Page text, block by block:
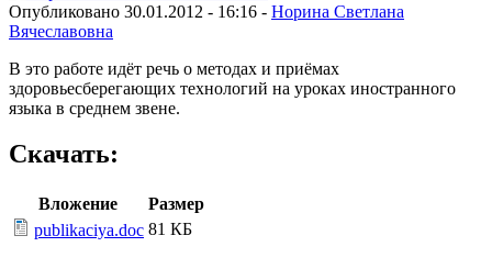
Опубликовано 30.01.2012 - 16:16 - Норина Светлана
Вячеславовна
В это работе идёт речь о методах и приёмах
здоровьесберегающих технологий на уроках иностранного
языка в среднем звене.
Скачать:
Вложение
Размер
publikaciya.doc 81 КБ